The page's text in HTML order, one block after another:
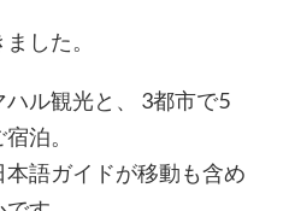
した。
ル観光と、 3都市で5
泊。
語ガイドが移動も含め